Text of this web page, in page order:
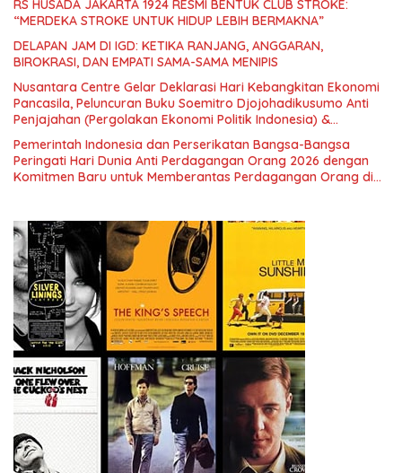
RS HUSADA JAKARTA 1924 RESMI BENTUK CLUB STROKE:
“MERDEKA STROKE UNTUK HIDUP LEBIH BERMAKNA”
DELAPAN JAM DI IGD: KETIKA RANJANG, ANGGARAN,
BIROKRASI, DAN EMPATI SAMA-SAMA MENIPIS
Nusantara Centre Gelar Deklarasi Hari Kebangkitan Ekonomi
Pancasila, Peluncuran Buku Soemitro Djojohadikusumo Anti
Penjajahan (Pergolakan Ekonomi Politik Indonesia) &
Simposium Nasional “Urgensi Undang-Undang Perekonomian
Nasional dan Kesejahteraan Sosial dalam Menata Bangsa
Menuju Indonesia Emas 2045”,
Pemerintah Indonesia dan Perserikatan Bangsa-Bangsa
Peringati Hari Dunia Anti Perdagangan Orang 2026 dengan
Komitmen Baru untuk Memberantas Perdagangan Orang di